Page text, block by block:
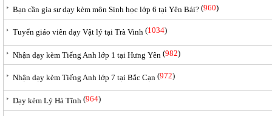
Bạn cần gia sư dạy kèm môn Sinh học lớp 6 tại Yên Bái? (960)
Tuyển giáo viên dạy Vật lý tại Trà Vinh (1034)
Nhận dạy kèm Tiếng Anh lớp 1 tại Hưng Yên (982)
Nhận dạy kèm Tiếng Anh lớp 7 tại Bắc Cạn (972)
Dạy kèm Lý Hà Tĩnh (964)